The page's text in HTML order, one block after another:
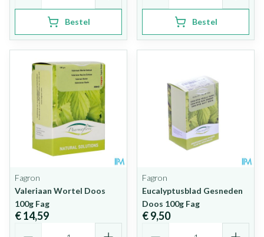
Bestel Bestel
Fagron
Valeriaan Wortel Doos
100g Fag
€ 14,59
Fagron
Eucalyptusblad Gesneden
Doos 100g Fag
€ 9,50